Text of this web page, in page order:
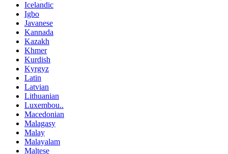
Icelandic
Igbo
Javanese
Kannada
Kazakh
Khmer
Kurdish
Kyrgyz
Latin
Latvian
Lithuanian
Luxembou..
Macedonian
Malagasy
Malay
Malayalam
Maltese